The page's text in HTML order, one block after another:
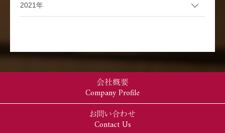
2021年
会社概要
Company Profile
お問い合わせ
Contact Us